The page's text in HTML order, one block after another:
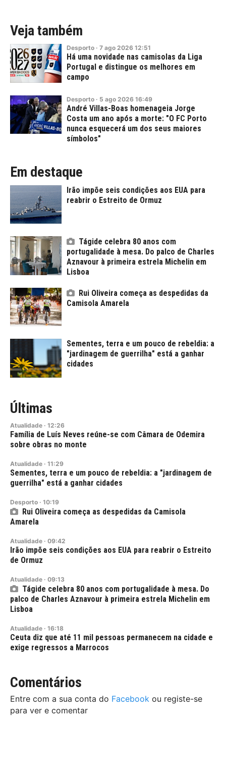
Veja também
Desporto · 7 ago 2026 12:51
Há uma novidade nas camisolas da Liga
Portugal e distingue os melhores em
campo
Desporto · 5 ago 2026 16:49
André Villas-Boas homenageia Jorge
Costa um ano após a morte: "O FC Porto
nunca esquecerá um dos seus maiores
símbolos"
Em destaque
Irão impõe seis condições aos EUA para
reabrir o Estreito de Ormuz
Tágide celebra 80 anos com
portugalidade à mesa. Do palco de Charles
Aznavour à primeira estrela Michelin em
Lisboa
Rui Oliveira começa as despedidas da
Camisola Amarela
Sementes, terra e um pouco de rebeldia: a
"jardinagem de guerrilha" está a ganhar
cidades
Últimas
Atualidade · 12:26
Família de Luís Neves reúne-se com Câmara de Odemira
sobre obras no monte
Atualidade · 11:29
Sementes, terra e um pouco de rebeldia: a "jardinagem de
guerrilha" está a ganhar cidades
Desporto · 10:19
Rui Oliveira começa as despedidas da Camisola
Amarela
Atualidade · 09:42
Irão impõe seis condições aos EUA para reabrir o Estreito
de Ormuz
Atualidade · 09:13
Tágide celebra 80 anos com portugalidade à mesa. Do
palco de Charles Aznavour à primeira estrela Michelin em
Lisboa
Atualidade · 16:18
Ceuta diz que até 11 mil pessoas permanecem na cidade e
exige regressos a Marrocos
Comentários
Entre com a sua conta do Facebook ou registe-se
para ver e comentar